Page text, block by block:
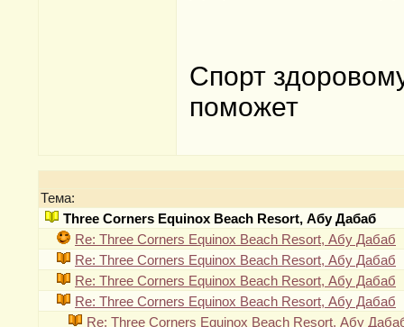
Спорт
поможет
Тема:
Three Corners Equinox Beach Resort, Абу Дабаб
Re: Three Corners Equinox Beach Resort, Абу Дабаб
Re: Three Corners Equinox Beach Resort, Абу Дабаб
Re: Three Corners Equinox Beach Resort, Абу Дабаб
Re: Three Corners Equinox Beach Resort, Абу Дабаб
Re: Three Corners Equinox Beach Resort, Абу